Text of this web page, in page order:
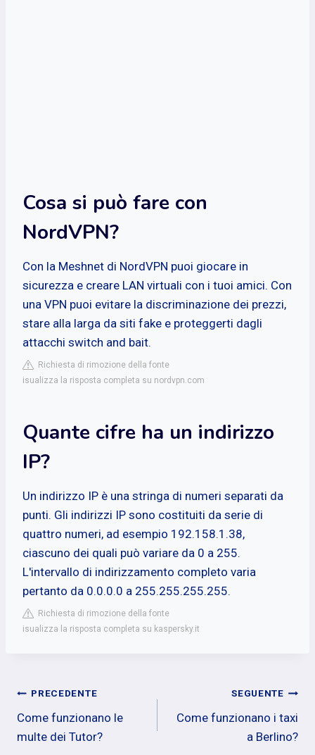
Cosa si può fare con
NordVPN?
Con la Meshnet di NordVPN puoi giocare in
sicurezza e creare LAN virtuali con i tuoi amici. Con
una VPN puoi evitare la discriminazione dei prezzi,
stare alla larga da siti fake e proteggerti dagli
attacchi switch and bait.
Richiesta di rimozione della fonte
isualizza la risposta completa su nordvpn.com
Quante cifre ha un indirizzo
IP?
Un indirizzo IP è una stringa di numeri separati da
punti. Gli indirizzi IP sono costituiti da serie di
quattro numeri, ad esempio 192.158.1.38,
ciascuno dei quali può variare da 0 a 255.
L'intervallo di indirizzamento completo varia
pertanto da 0.0.0.0 a 255.255.255.255.
Richiesta di rimozione della fonte
isualizza la risposta completa su kaspersky.it
Navigazione
articoli
PRECEDENTE
Come funzionano le
multe dei Tutor?
SEGUENTE
Come funzionano i taxi
a Berlino?